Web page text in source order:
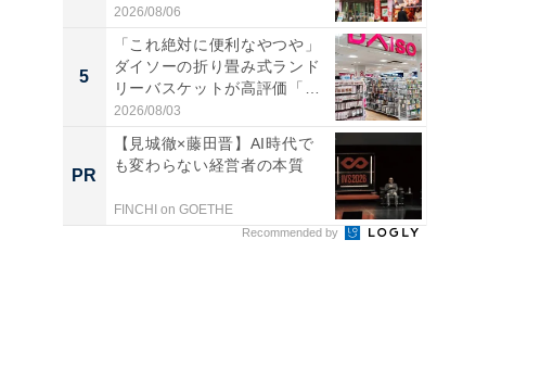
伊...
2026/08/06
5
「これ絶対に便利なやつや」
ダイソーの折り畳み式ランド
リーバスケットが高評価「使
わ...
2026/08/03
PR
【見城徹×藤田晋】AI時代で
も変わらない経営者の本質
FINCHI on GOETHE
Recommended by